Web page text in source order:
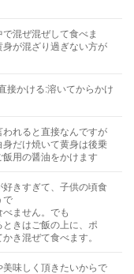
混ぜ混ぜして食べま
身が混ざり過ぎない方が
接かける:溶いてからかけ
われると直接なんですが
身だけ焼いて黄身は後乗
飯用の醤油をかけます
好きすぎて、子供の頃食
で
ません。でも
ときはご飯の上に、ポ
き混ぜて食べます。
美味しく頂きたいからで